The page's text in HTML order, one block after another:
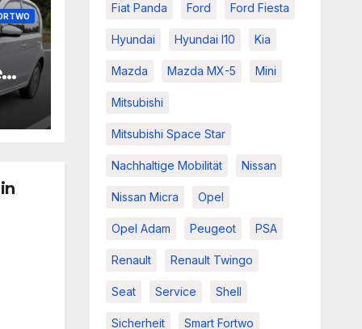
Fiat Panda Ford Ford Fiesta
Hyundai Hyundai I10 Kia
Mazda Mazda MX-5 Mini
Mitsubishi
Mitsubishi Space Star
Nachhaltige Mobilität Nissan
Nissan Micra Opel
Opel Adam Peugeot PSA
Renault Renault Twingo
Seat Service Shell
Sicherheit Smart Fortwo